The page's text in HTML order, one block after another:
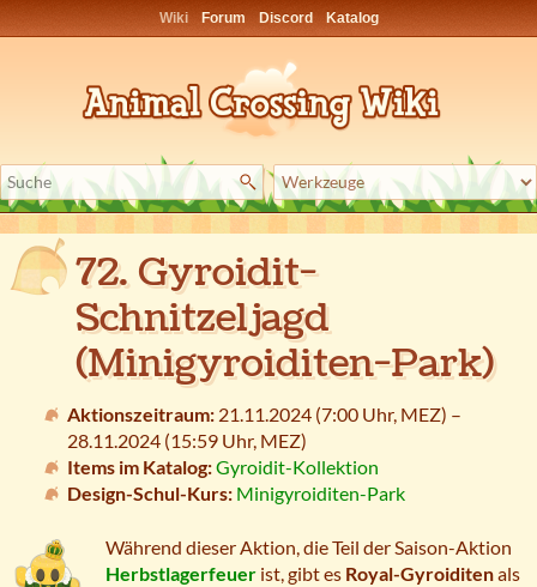
Wiki Forum Discord Katalog
72. Gyroidit-
Schnitzeljagd
(Minigyroiditen-Park)
Aktionszeitraum: 21.11.2024 (7:00 Uhr, MEZ) –
28.11.2024 (15:59 Uhr, MEZ)
Items im Katalog:Gyroidit-Kollektion
Design-Schul-Kurs: Minigyroiditen-Park
Während dieser Aktion, die Teil der Saison-Aktion
Herbstlagerfeuer ist, gibt es Royal-Gyroiditenals